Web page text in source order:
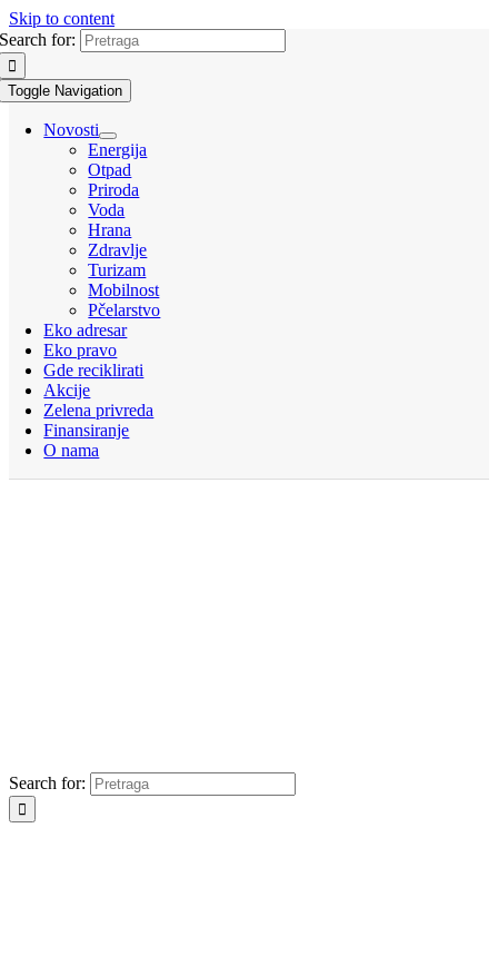
Skip to content
Search for:
Toggle Navigation
Novosti
Energija
Otpad
Priroda
Voda
Hrana
Zdravlje
Turizam
Mobilnost
Pčelarstvo
Eko adresar
Eko pravo
Gde reciklirati
Akcije
Zelena privreda
Finansiranje
O nama
Search for: